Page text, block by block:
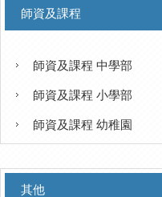
師資及課程
師資及課程 中學部
師資及課程 小學部
師資及課程 幼稚園
其他